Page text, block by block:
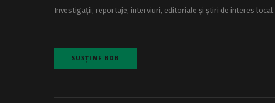
Investigații, reportaje, interviuri, editoriale și știri de interes local.
SUSȚINE BDB